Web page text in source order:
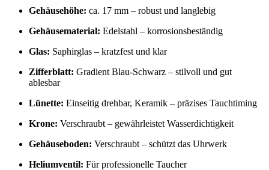
Gehäusehöhe: ca. 17 mm – robust und langlebig
Gehäusematerial: Edelstahl – korrosionsbeständig
Glas: Saphirglas – kratzfest und klar
Zifferblatt: Gradient Blau-Schwarz – stilvoll und gut
ablesbar
Lünette: Einseitig drehbar, Keramik – präzises Tauchtiming
Krone: Verschraubt – gewährleistet Wasserdichtigkeit
Gehäuseboden: Verschraubt – schützt das Uhrwerk
Heliumventil: Für professionelle Taucher